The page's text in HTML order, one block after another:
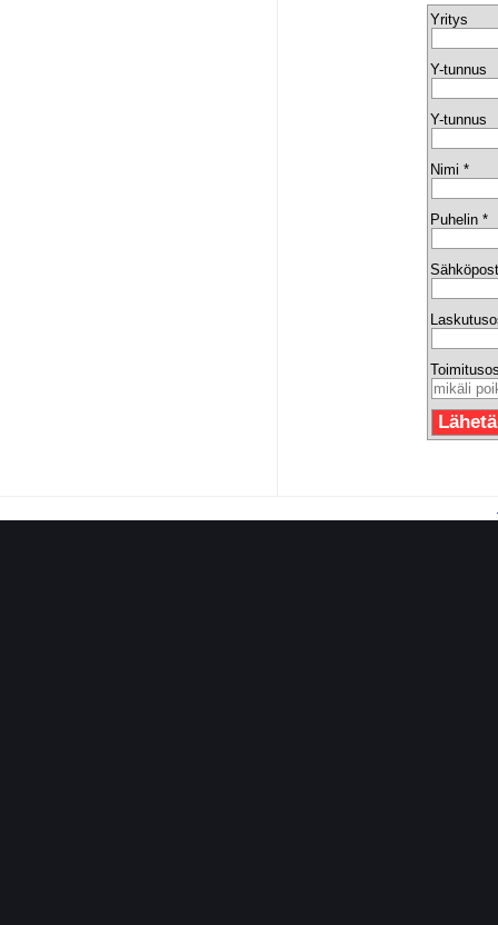
Yritys
Y-tunnus
Y-tunnus
Nimi *
Puhelin *